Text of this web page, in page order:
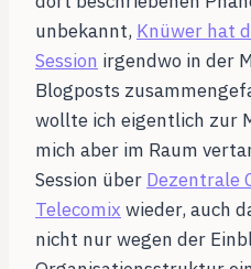
unbekannt, Knüwer hat
Session irgendwo in der
Blogposts
wollte ich eigentlich zur
mich aber im Raum
Session über Dezentrale
Telecomix wieder, auch
nicht nur wegen der